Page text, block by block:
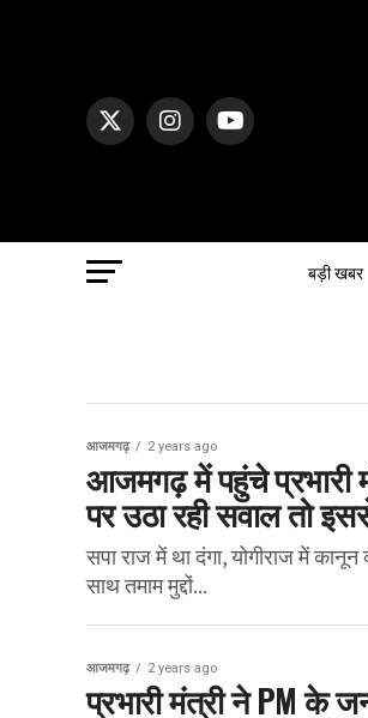
बड़ी खबर
आजमगढ़ 2 years ago
आजमगढ़ में पहुंचे प्रभारी
पर उठा रही सवाल तो
सपा राज में था दंगा, योगीराज में
साथ तमाम मुद्दों...
आजमगढ़ 2 years ago
प्रभारी मंत्री ने PM के